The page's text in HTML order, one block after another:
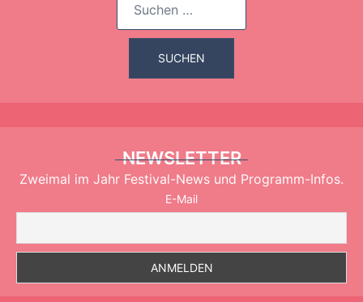
nach:
NEWSLETTER
Zweimal im Jahr Festival-News und Programm-Infos.
E-Mail